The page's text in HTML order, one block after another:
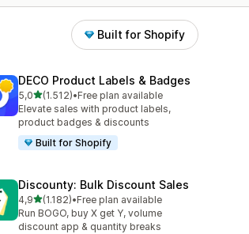
Built for Shopify
DECO Product Labels & Badges
5,0de 5 estrelas
(1.512)
1512 total de avaliações
•Free plan available
Elevate sales with product labels,
product badges & discounts
Built for Shopify
Discounty: Bulk Discount Sales
4,9de 5 estrelas
(1.182)
1182 total de avaliações
•Free plan available
Run BOGO, buy X get Y, volume
discount app & quantity breaks